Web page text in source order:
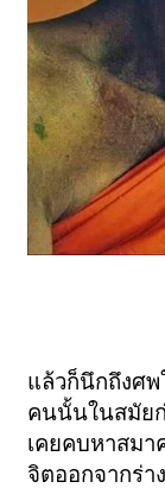
แล้วก็นึกถึงศพ
คนนั้นในสมัย
เคยคบหาสมา
จิตออกจากร่า